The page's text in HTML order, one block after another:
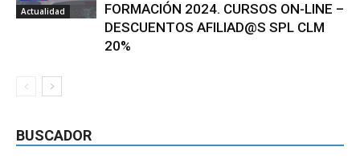
Actualidad
FORMACIÓN 2024. CURSOS ON-LINE –
DESCUENTOS AFILIAD@S SPL CLM
20%
BUSCADOR